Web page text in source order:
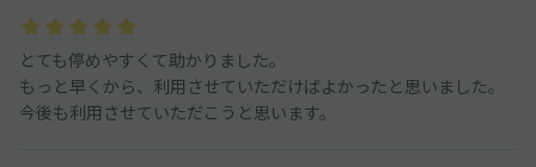
とても停めやすくて助かりました。
もっと早くから、利用させていただけばよかったと思いました。
今後も利用させていただこうと思います。